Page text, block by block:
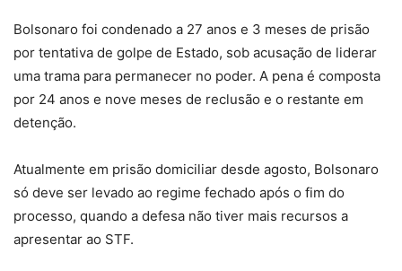
Bolsonaro foi condenado a 27 anos e 3 meses de prisão
por tentativa de golpe de Estado, sob acusação de liderar
uma trama para permanecer no poder. A pena é composta
por 24 anos e nove meses de reclusão e o restante em
detenção.
Atualmente em prisão domiciliar desde agosto, Bolsonaro
só deve ser levado ao regime fechado após o fim do
processo, quando a defesa não tiver mais recursos a
apresentar ao STF.